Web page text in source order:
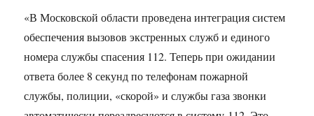
«В Московской области проведена интеграция систем
обеспечения вызовов экстренных служб и единого
номера службы спасения 112. Теперь при ожидании
ответа более 8 секунд по телефонам пожарной
службы, полиции, «скорой» и службы газа звонки